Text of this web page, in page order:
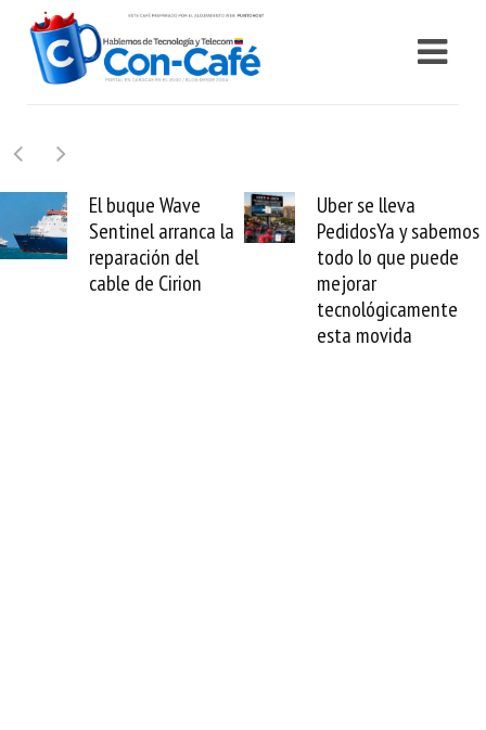
Uber se lleva
PedidosYa y sabemos
todo lo que puede
mejorar
Requisitos para que
Samsung evalúe
daños por sismos y
no perder tus
electrodomésticos